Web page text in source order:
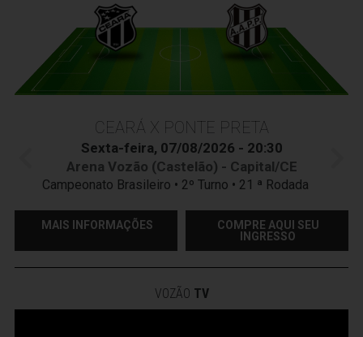
CEARÁ X PONTE PRETA
Sexta-feira, 07/08/2026 - 20:30
Arena Vozão (Castelão) - Capital/CE
Campeonato Brasileiro • 2º Turno • 21 ª Rodada
MAIS INFORMAÇÕES
COMPRE AQUI SEU
INGRESSO
VOZÃO TV